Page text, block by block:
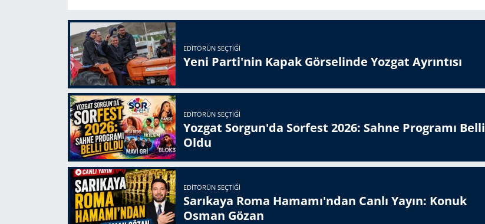
EDITÖRÜN SEÇTIĞI
Yeni Parti'nin Kapak Görselinde Yozgat Ayrıntısı
EDITÖRÜN SEÇTIĞI
Yozgat Sorgun'da Sorfest 2026: Sahne Programı Belli
Oldu
EDITÖRÜN SEÇTIĞI
Sarıkaya Roma Hamamı'ndan Canlı Yayın: Konuk
Osman Gözan